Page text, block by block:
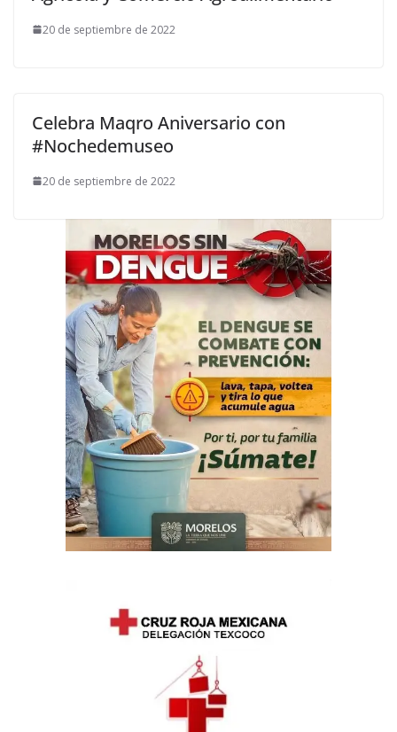
20 de septiembre de 2022
Celebra Maqro Aniversario con
#Nochedemuseo
20 de septiembre de 2022